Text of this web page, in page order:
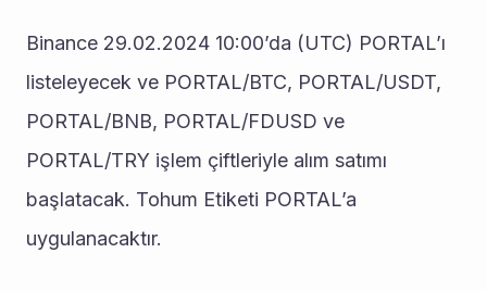
Binance 29.02.2024 10:00’da (UTC) PORTAL’ı
listeleyecek ve PORTAL/BTC, PORTAL/USDT,
PORTAL/BNB, PORTAL/FDUSD ve
PORTAL/TRY işlem çiftleriyle alım satımı
başlatacak. Tohum Etiketi PORTAL’a
uygulanacaktır.